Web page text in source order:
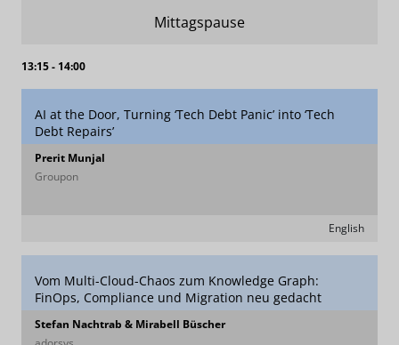
Mittagspause
13:15 - 14:00
AI at the Door, Turning ‘Tech Debt Panic’ into ‘Tech
Debt Repairs’
Prerit Munjal
Groupon
English
Vom Multi-Cloud-Chaos zum Knowledge Graph:
FinOps, Compliance und Migration neu gedacht
Stefan Nachtrab & Mirabell Büscher